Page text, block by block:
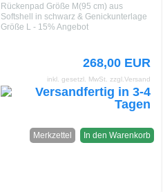
Rückenpad Größe M(95 cm) aus
Softshell in schwarz & Genickunterlage
Größe L - 15% Angebot
268,00 EUR
inkl. gesetzl. MwSt. zzgl.Versand
In den Warenkorb
Merkzettel